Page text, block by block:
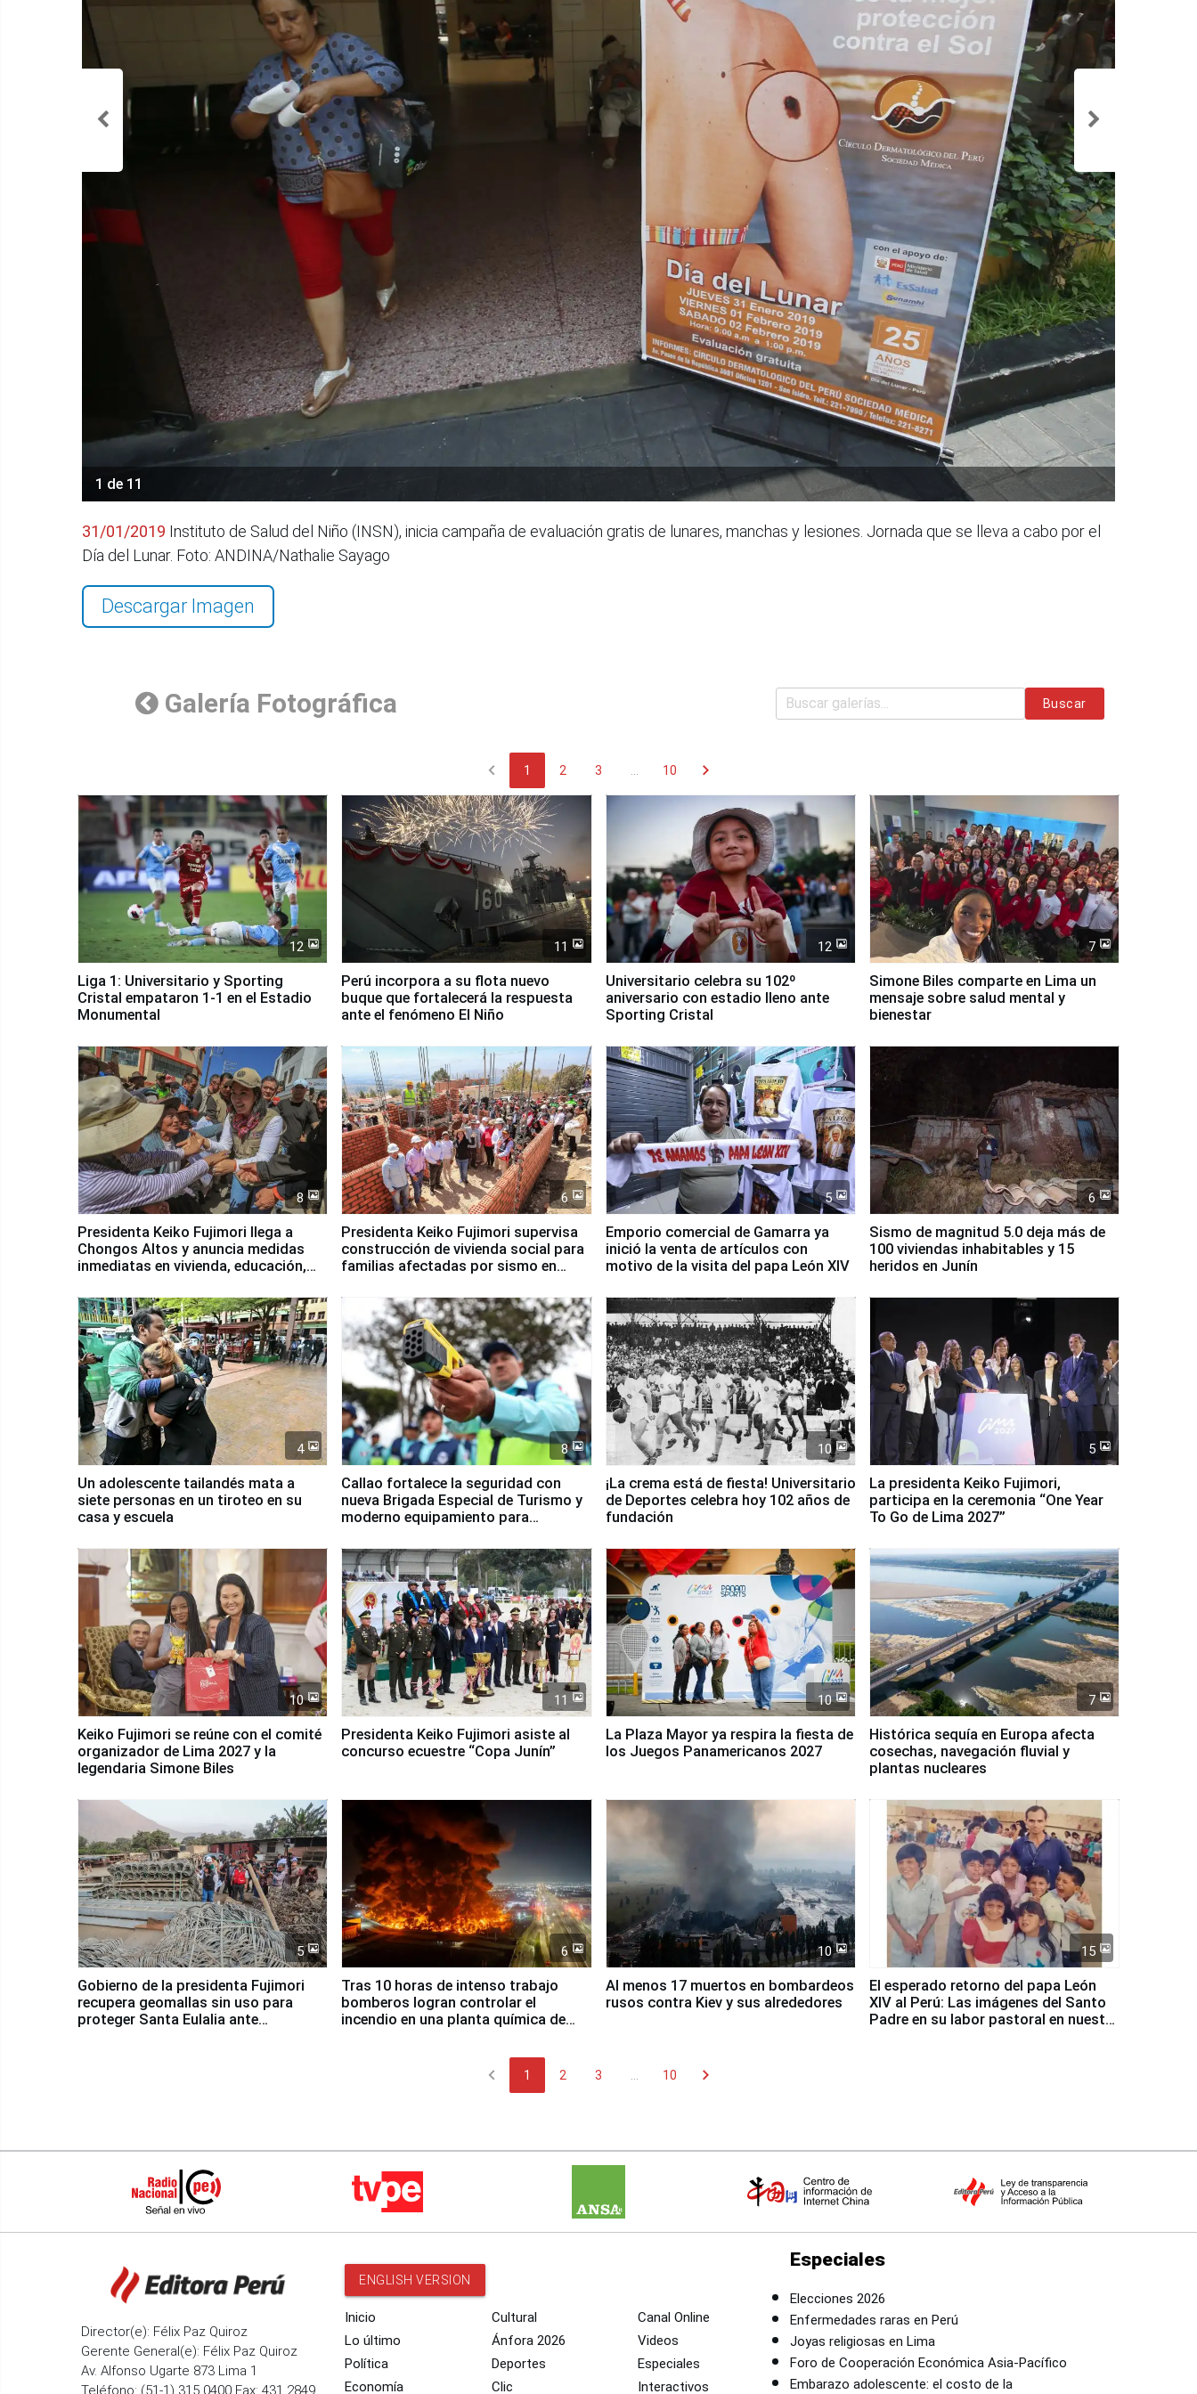
1 de 11
31/01/2019 Instituto de Salud del Niño (INSN), inicia campaña de evaluación gratis de lunares, manchas y lesiones. Jornada que se lleva a cabo por el
Día del Lunar. Foto: ANDINA/Nathalie Sayago
Descargar Imagen
Galería Fotográfica Buscar
chevron_left 1 2 3 10 chevron_right
12
Liga 1: Universitario y Sporting
Cristal empataron 1-1 en el Estadio
Monumental
11
Perú incorpora a su flota nuevo
buque que fortalecerá la respuesta
ante el fenómeno El Niño
12
Universitario celebra su 102º
aniversario con estadio lleno ante
Sporting Cristal
7
Simone Biles comparte en Lima un
mensaje sobre salud mental y
bienestar
8
Presidenta Keiko Fujimori llega a
Chongos Altos y anuncia medidas
inmediatas en vivienda, educación,
6
Presidenta Keiko Fujimori supervisa
construcción de vivienda social para
familias afectadas por sismo en
5
Emporio comercial de Gamarra ya
inició la venta de artículos con
motivo de la visita del papa León XIV
6
Sismo de magnitud 5.0 deja más de
100 viviendas inhabitables y 15
heridos en Junín
4
Un adolescente tailandés mata a
siete personas en un tiroteo en su
casa y escuela
8
Callao fortalece la seguridad con
nueva Brigada Especial de Turismo y
moderno equipamiento para
10
¡La crema está de fiesta! Universitario
de Deportes celebra hoy 102 años de
fundación
5
La presidenta Keiko Fujimori,
participa en la ceremonia “One Year
To Go de Lima 2027”
10
Keiko Fujimori se reúne con el comité
organizador de Lima 2027 y la
legendaria Simone Biles
11
Presidenta Keiko Fujimori asiste al
concurso ecuestre “Copa Junín”
10
La Plaza Mayor ya respira la fiesta de
los Juegos Panamericanos 2027
7
Histórica sequía en Europa afecta
cosechas, navegación fluvial y
plantas nucleares
5
Gobierno de la presidenta Fujimori
recupera geomallas sin uso para
proteger Santa Eulalia ante
6
Tras 10 horas de intenso trabajo
bomberos logran controlar el
incendio en una planta química de
10
Al menos 17 muertos en bombardeos
rusos contra Kiev y sus alrededores
15
El esperado retorno del papa León
XIV al Perú: Las imágenes del Santo
Padre en su labor pastoral en nuestro
chevron_left 1 2 3 10 chevron_right
Director(e): Félix Paz Quiroz
Gerente General(e): Félix Paz Quiroz
Av. Alfonso Ugarte 873 Lima 1
Teléfono: (51-1) 315 0400 Fax: 431 2849
ENGLISH VERSION
Inicio
Lo último
Política
Economía
Cultural
Ánfora 2026
Deportes
Clic
Canal Online
Videos
Especiales
Interactivos
Especiales
Elecciones 2026
Enfermedades raras en Perú
Joyas religiosas en Lima
Foro de Cooperación Económica Asia-Pacífico
Embarazo adolescente: el costo de la